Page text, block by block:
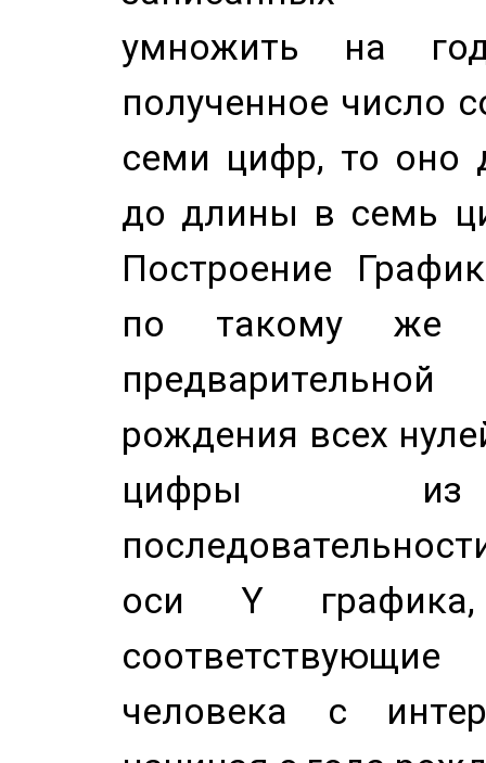
умножить на
полученное число
семи цифр, то оно
до длины в семь
Построение
по такому же
рождения всех
цифры из
оси Y
человека с